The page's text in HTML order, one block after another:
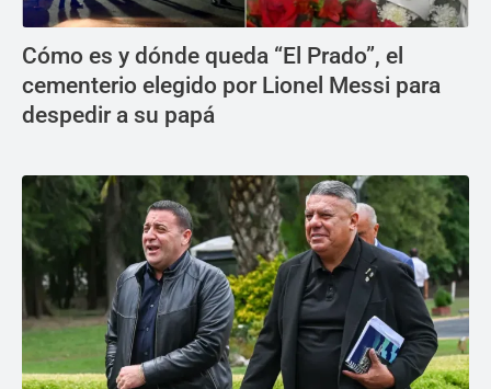
Cómo es y dónde queda “El Prado”, el
cementerio elegido por Lionel Messi para
despedir a su papá